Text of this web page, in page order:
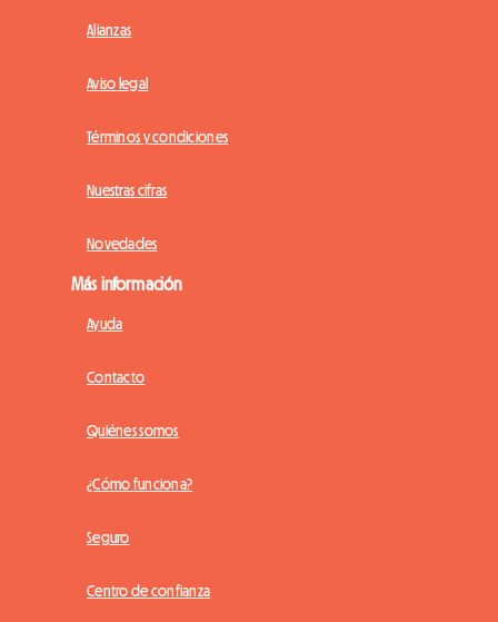
Alianzas
Aviso legal
Términos y condiciones
Nuestras cifras
Novedades
Más información
Ayuda
Contacto
Quiénes somos
¿Cómo funciona?
Seguro
Centro de confianza